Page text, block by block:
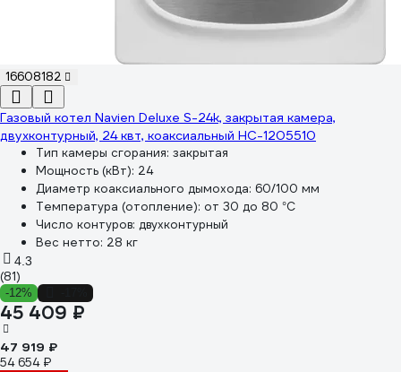
16608182
Газовый котел Navien Deluxe S-24k, закрытая камера,
двухконтурный, 24 квт, коаксиальный НС-1205510
Тип камеры сгорания: закрытая
Мощность (кВт): 24
Диаметр коаксиального дымохода: 60/100 мм
Температура (отопление): от 30 до 80 °С
Число контуров: двухконтурный
Вес нетто: 28 кг
4.3
(81)
-12%
45 409 ₽
47 919 ₽
54 654 ₽